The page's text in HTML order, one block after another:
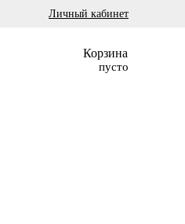
Личный кабинет
Корзина
пусто